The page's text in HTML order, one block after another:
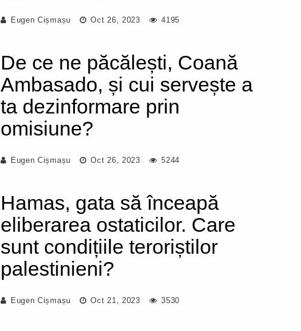
Eugen Cișmașu Oct 26, 2023 4195
De ce ne păcălești, Coană
Ambasado, și cui servește a
ta dezinformare prin
omisiune?
Eugen Cișmașu Oct 26, 2023 5244
Hamas, gata să înceapă
eliberarea ostaticilor. Care
sunt condițiile teroriștilor
palestinieni?
Eugen Cișmașu Oct 21, 2023 3530